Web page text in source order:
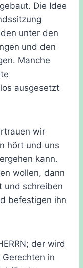
Die Idee
unter den
und den
Manche
ausgesetzt
wir
hört und uns
kann.
wollen, dann
und schreiben
befestigen ihn
der wird
in